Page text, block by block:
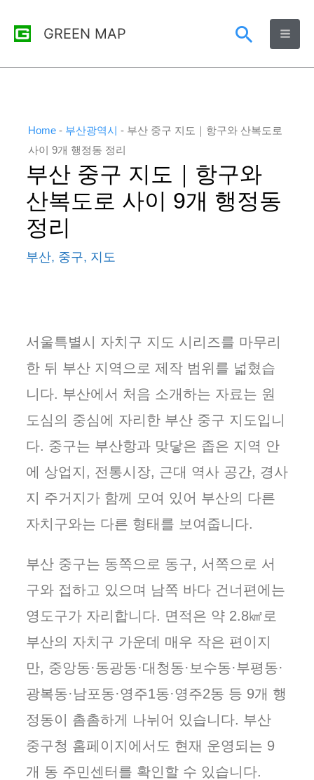
GREEN MAP
검
색
Home - 부산광역시 - 부산 중구 지도｜항구와 산복도로
사이 9개 행정동 정리
부산 중구 지도｜항구와
산복도로 사이 9개 행정동
정리
부산, 중구, 지도
서울특별시 자치구 지도 시리즈를 마무리
한 뒤 부산 지역으로 제작 범위를 넓혔습
니다. 부산에서 처음 소개하는 자료는 원
도심의 중심에 자리한 부산 중구 지도입니
다. 중구는 부산항과 맞닿은 좁은 지역 안
에 상업지, 전통시장, 근대 역사 공간, 경사
지 주거지가 함께 모여 있어 부산의 다른
자치구와는 다른 형태를 보여줍니다.
부산 중구는 동쪽으로 동구, 서쪽으로 서
구와 접하고 있으며 남쪽 바다 건너편에는
영도구가 자리합니다. 면적은 약 2.8㎢로
부산의 자치구 가운데 매우 작은 편이지
만, 중앙동·동광동·대청동·보수동·부평동·
광복동·남포동·영주1동·영주2동 등 9개 행
정동이 촘촘하게 나뉘어 있습니다. 부산
중구청 홈페이지에서도 현재 운영되는 9
개 동 주민센터를 확인할 수 있습니다.